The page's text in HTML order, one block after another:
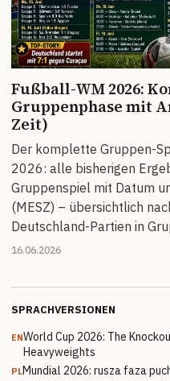
Fußball-WM 2026:
Gruppenphase mit
Zeit)
Der komplette Gruppen-
2026: alle bisherigen
Gruppenspiel mit Datum
(MESZ) – übersichtlich
Deutschland-Partien in
16.06.2026
SPRACHVERSIONEN
ENWorld Cup 2026: The
Heavyweights
PLMundial 2026: rusza faza